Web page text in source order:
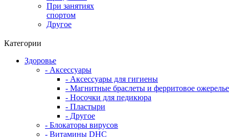
При занятиях
спортом
Другое
Категории
Здоровье
- Аксессуары
- Аксессуары для гигиены
- Магнитные браслеты и ферритовое ожерелье
- Носочки для педикюра
- Пластыри
- Другое
- Блокаторы вирусов
- Витамины DHC